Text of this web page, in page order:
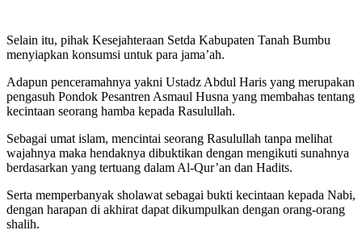
Selain itu, pihak Kesejahteraan Setda Kabupaten Tanah Bumbu
menyiapkan konsumsi untuk para jama’ah.
Adapun penceramahnya yakni Ustadz Abdul Haris yang merupakan
pengasuh Pondok Pesantren Asmaul Husna yang membahas tentang
kecintaan seorang hamba kepada Rasulullah.
Sebagai umat islam, mencintai seorang Rasulullah tanpa melihat
wajahnya maka hendaknya dibuktikan dengan mengikuti sunahnya
berdasarkan yang tertuang dalam Al-Qur’an dan Hadits.
Serta memperbanyak sholawat sebagai bukti kecintaan kepada Nabi,
dengan harapan di akhirat dapat dikumpulkan dengan orang-orang
shalih.